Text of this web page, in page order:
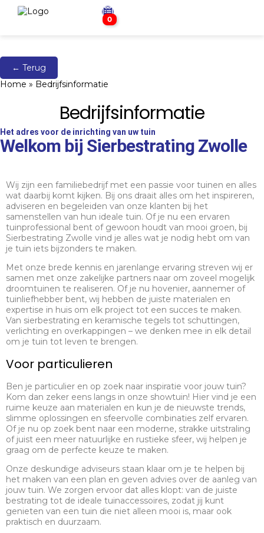
0
← Terug
Home » Bedrijfsinformatie
Bedrijfsinformatie
Het adres voor de inrichting van uw tuin
Welkom bij Sierbestrating Zwolle
Wij zijn een familiebedrijf met een passie voor tuinen en alles
wat daarbij komt kijken. Bij ons draait alles om het inspireren,
adviseren en begeleiden van onze klanten bij het
samenstellen van hun ideale tuin. Of je nu een ervaren
tuinprofessional bent of gewoon houdt van mooi groen, bij
Sierbestrating Zwolle vind je alles wat je nodig hebt om van
je tuin iets bijzonders te maken.
Met onze brede kennis en jarenlange ervaring streven wij er
samen met onze zakelijke partners naar om zoveel mogelijk
droomtuinen te realiseren. Of je nu hovenier, aannemer of
tuinliefhebber bent, wij hebben de juiste materialen en
expertise in huis om elk project tot een succes te maken.
Van sierbestrating en keramische tegels tot schuttingen,
verlichting en overkappingen – we denken mee in elk detail
om je tuin tot leven te brengen.
Voor particulieren
Ben je particulier en op zoek naar inspiratie voor jouw tuin?
Kom dan zeker eens langs in onze showtuin! Hier vind je een
ruime keuze aan materialen en kun je de nieuwste trends,
slimme oplossingen en sfeervolle combinaties zelf ervaren.
Of je nu op zoek bent naar een moderne, strakke uitstraling
of juist een meer natuurlijke en rustieke sfeer, wij helpen je
graag om de perfecte keuze te maken.
Onze deskundige adviseurs staan klaar om je te helpen bij
het maken van een plan en geven advies over de aanleg van
jouw tuin. We zorgen ervoor dat alles klopt: van de juiste
bestrating tot de ideale tuinaccessoires, zodat jij kunt
genieten van een tuin die niet alleen mooi is, maar ook
praktisch en duurzaam.